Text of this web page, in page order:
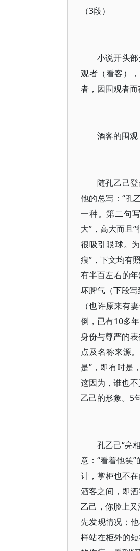
（3段）
小说开头
观者（看客）
者，因围观者而
酒客的围观
随孔乙己
他的总写：“孔
一种。第二句
大”，高大而且
很吸引眼球。
痕”，下文均有
有半百左右的
坏脾气（下段
（也许原来有
倒，已有10多
身份与尊严的
点及名称来源
是”，即有时是
这因为，谁也
乙己的形象。5
孔乙己“亮
意：“看着他笑
计，掌柜也不
酒客之间，即
乙己，你脸上
先发现情况；
样站在柜外的